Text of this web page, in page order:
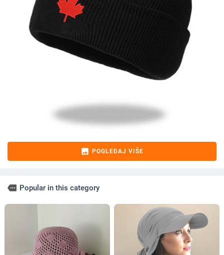
image POGLEDAJ VIŠE
more Popular in this category